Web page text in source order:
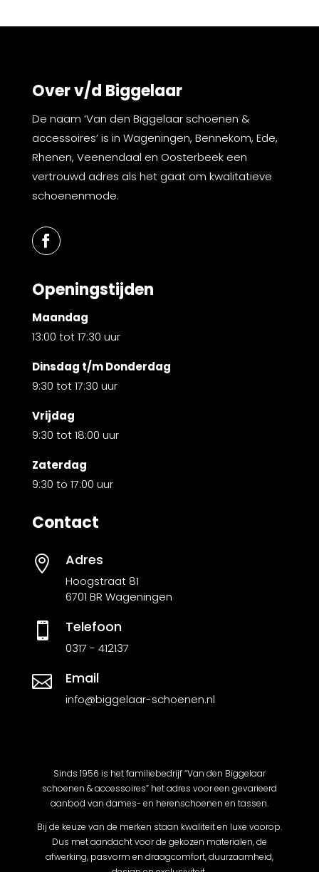
Over v/d Biggelaar
De naam ‘Van den Biggelaar schoenen &
accessoires’ is in Wageningen, Bennekom, Ede,
Rhenen, Veenendaal en Oosterbeek een
vertrouwd adres als het gaat om kwalitatieve
schoenenmode.
Openingstijden
Maandag
13:00 tot 17:30 uur
Dinsdag t/m Donderdag
9:30 tot 17:30 uur
Vrijdag
9:30 tot 18:00 uur
Zaterdag
9:30 to 17:00 uur
Contact
 Adres
Hoogstraat 81
6701 BR Wageningen
 Telefoon
0317 - 412137
 Email
info@biggelaar-schoenen.nl
Sinds 1956 is het familiebedrijf “Van den Biggelaar
schoenen & accessoires” het adres voor een gevarieerd
aanbod van dames- en herenschoenen en tassen.
Bij de keuze van de merken staan kwaliteit en luxe voorop.
Dus met aandacht voor de gekozen materialen, de
afwerking, pasvorm en draagcomfort, duurzaamheid,